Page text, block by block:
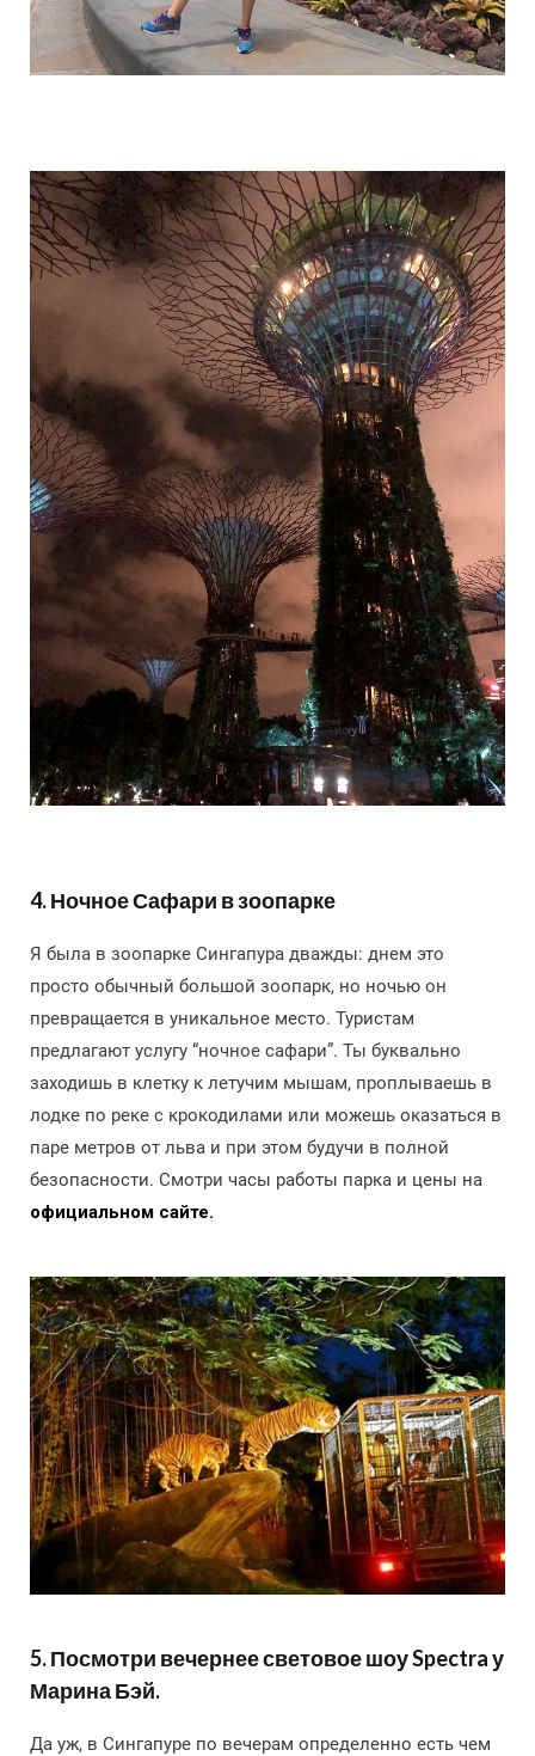
4. Ночное Сафари в зоопарке
Я была в зоопарке Сингапура дважды: днем это
просто обычный большой зоопарк, но ночью он
превращается в уникальное место. Туристам
предлагают услугу “ночное сафари”. Ты буквально
заходишь в клетку к летучим мышам, проплываешь в
лодке по реке с крокодилами или можешь оказаться в
паре метров от льва и при этом будучи в полной
безопасности. Смотри часы работы парка и цены на
официальном сайте.
5. Посмотри вечернее световое шоу Spectra у
Марина Бэй.
Да уж, в Сингапуре по вечерам определенно есть чем